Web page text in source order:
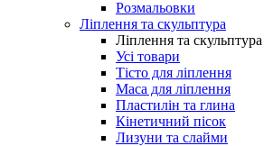
Розмальовки
Ліплення та скульптура
Ліплення та скульптура
Усі товари
Тісто для ліплення
Маса для ліплення
Пластилін та глина
Кінетичний пісок
Лизуни та слайми